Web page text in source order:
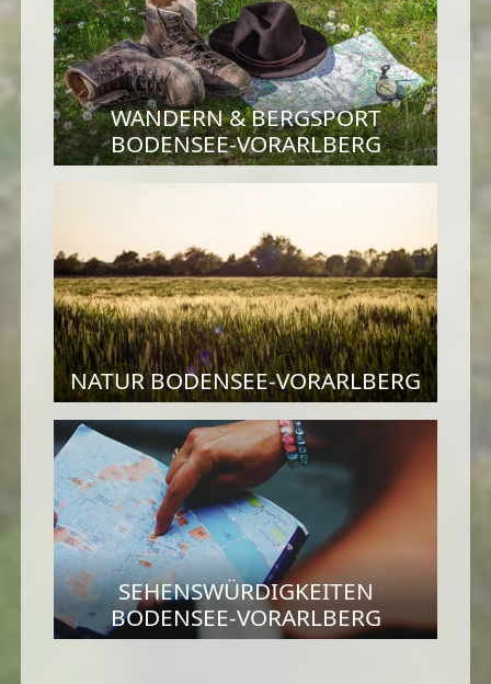
WANDERN & BERGSPORT
BODENSEE-VORARLBERG
NATUR BODENSEE-VORARLBERG
SEHENSWÜRDIGKEITEN
BODENSEE-VORARLBERG